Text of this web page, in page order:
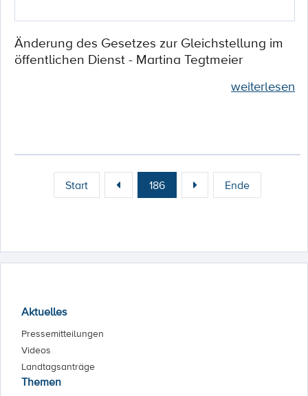
Änderung des Gesetzes zur Gleichstellung im
öffentlichen Dienst - Martina Tegtmeier
weiterlesen
Start 186 Ende
Aktuelles
Pressemitteilungen
Videos
Landtagsanträge
Themen